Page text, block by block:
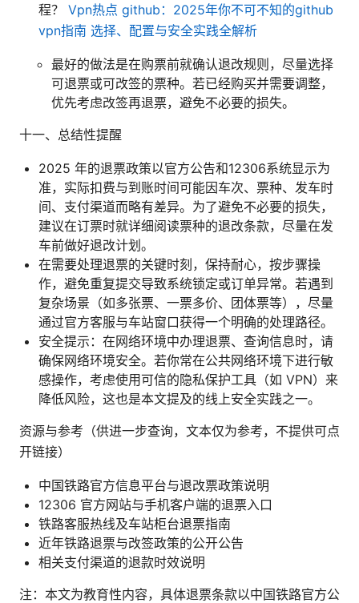
程？ Vpn热点 github：2025年你不可不知的github
vpn指南 选择、配置与安全实践全解析
最好的做法是在购票前就确认退改规则，尽量选择
可退票或可改签的票种。若已经购买并需要调整，
优先考虑改签再退票，避免不必要的损失。
十一、总结性提醒
2025 年的退票政策以官方公告和12306系统显示为
准，实际扣费与到账时间可能因车次、票种、发车时
间、支付渠道而略有差异。为了避免不必要的损失，
建议在订票时就详细阅读票种的退改条款，尽量在发
车前做好退改计划。
在需要处理退票的关键时刻，保持耐心，按步骤操
作，避免重复提交导致系统锁定或订单异常。若遇到
复杂场景（如多张票、一票多价、团体票等），尽量
通过官方客服与车站窗口获得一个明确的处理路径。
安全提示：在网络环境中办理退票、查询信息时，请
确保网络环境安全。若你常在公共网络环境下进行敏
感操作，考虑使用可信的隐私保护工具（如 VPN）来
降低风险，这也是本文提及的线上安全实践之一。
资源与参考（供进一步查询，文本仅为参考，不提供可点
开链接）
中国铁路官方信息平台与退改票政策说明
12306 官方网站与手机客户端的退票入口
铁路客服热线及车站柜台退票指南
近年铁路退票与改签政策的公开公告
相关支付渠道的退款时效说明
注：本文为教育性内容，具体退票条款以中国铁路官方公